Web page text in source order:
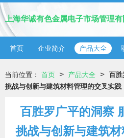
上海华诚有色金属电子市场管理有
首页 企业简介 产品大全
当前位置： 首页 > 产品大全 > 百胜
挑战与创新与建筑材料管理的交叉实践
百胜罗广平的洞察
挑战与创新与建筑